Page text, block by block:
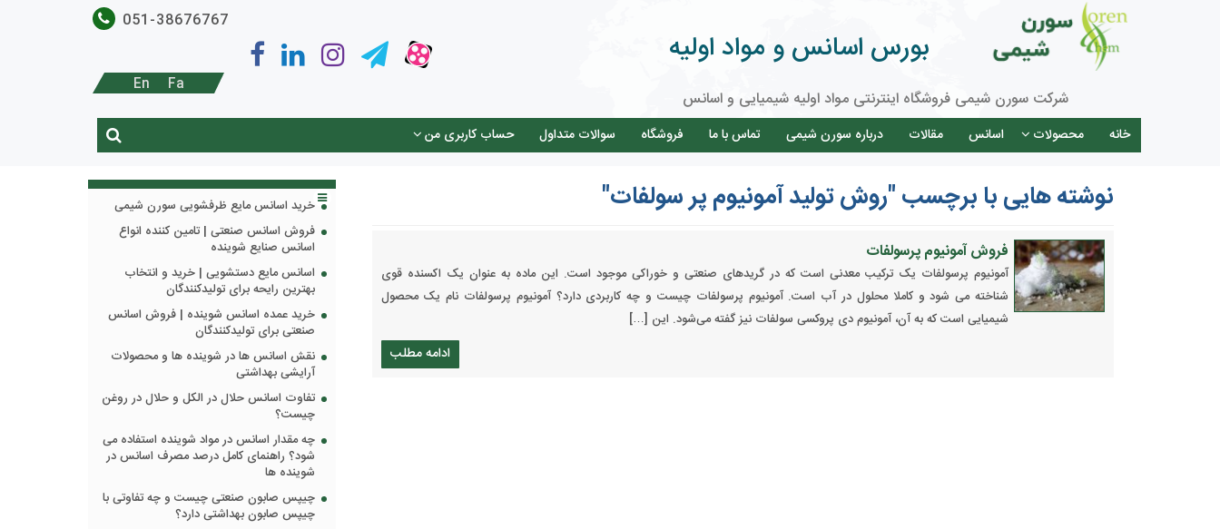
بورس اسانس و مواد اولیه
شرکت سورن شیمی فروشگاه اینترنتی مواد اولیه شیمیایی و اسانس
051-38676767
Fa
En
خانه محصولات اسانس مقالات درباره سورن شیمی تماس با ما فروشگاه سوالات متداول حساب کاربری من
نوشته هایی با برچسب "روش تولید آمونیوم پر سولفات"
فروش آمونیوم پرسولفات
آمونیوم پرسولفات یک ترکیب معدنی است که در گریدهای صنعتی و خوراکی موجود است. این ماده به عنوان یک اکسنده قوی
شناخته می شود و کاملا محلول در آب است. آمونیوم پرسولفات چیست و چه کاربردی دارد؟ آمونیوم پرسولفات نام یک محصول
شیمیایی است که به آن، آمونیوم دی پروکسی سولفات نیز گفته می‌شود. این […]
ادامه مطلب
خرید اسانس مایع ظرفشویی سورن شیمی
فروش اسانس صنعتی | تامین کننده انواع
اسانس صنایع شوینده
اسانس مایع دستشویی | خرید و انتخاب
بهترین رایحه برای تولیدکنندگان
خرید عمده اسانس شوینده | فروش اسانس
صنعتی برای تولیدکنندگان
نقش اسانس ها در شوینده ها و محصولات
آرایشی بهداشتی
تفاوت اسانس حلال در الکل و حلال در روغن
چیست؟
چه مقدار اسانس در مواد شوینده استفاده می
شود؟ راهنمای کامل درصد مصرف اسانس در
شوینده ها
چیپس صابون صنعتی چیست و چه تفاوتی با
چیپس صابون بهداشتی دارد؟